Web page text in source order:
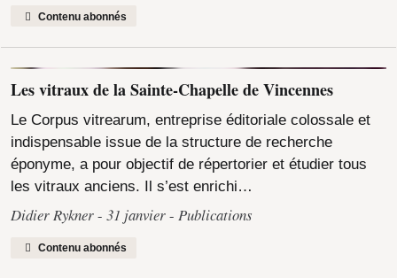
Contenu abonnés
Les vitraux de la Sainte-Chapelle de Vincennes
Le Corpus vitrearum, entreprise éditoriale colossale et
indispensable issue de la structure de recherche
éponyme, a pour objectif de répertorier et étudier tous
les vitraux anciens. Il s’est enrichi…
Didier Rykner 31 janvier Publications
Contenu abonnés